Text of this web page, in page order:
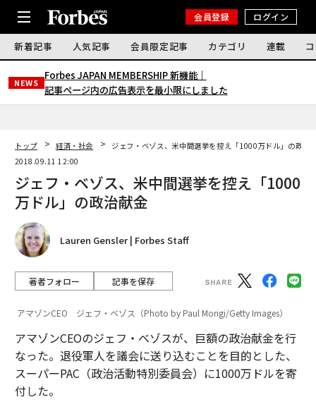
会員登録 ログイン
新着記事 人気記事 会員限定記事 カテゴリ 連載
NEWS
Forbes JAPAN MEMBERSHIP 新機能｜
記事ページ内の広告表示を最小限にしました
トップ 経済・社会
ジェフ・ベゾス、米中間選挙を控え「1000万ドル」の政治
2018.09.11 12:00
ジェフ・ベゾス、米中間選挙を控え「1000
万ドル」の政治献金
Lauren Gensler | Forbes Staff
著者フォロー 記事を保存
アマゾンCEO ジェフ・ベゾス（Photo by Paul Morigi/Getty Images）
アマゾンCEOのジェフ・ベゾスが、巨額の政治献金を行
なった。退役軍人を議会に送り込むことを目的とした、
スーパーPAC（政治活動特別委員会）に1000万ドルを寄
付した。